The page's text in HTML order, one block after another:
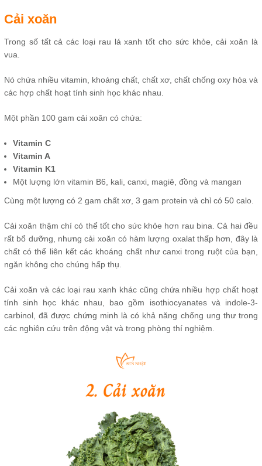
Cải xoăn
Trong số tất cả các loại rau lá xanh tốt cho sức khỏe, cải xoăn là
vua.
Nó chứa nhiều vitamin, khoáng chất, chất xơ, chất chống oxy hóa và
các hợp chất hoạt tính sinh học khác nhau.
Một phần 100 gam cải xoăn có chứa:
Vitamin C
Vitamin A
Vitamin K1
Một lượng lớn vitamin B6, kali, canxi, magiê, đồng và mangan
Cùng một lượng có 2 gam chất xơ, 3 gam protein và chỉ có 50 calo.
Cải xoăn thậm chí có thể tốt cho sức khỏe hơn rau bina. Cả hai đều
rất bổ dưỡng, nhưng cải xoăn có hàm lượng oxalat thấp hơn, đây là
chất có thể liên kết các khoáng chất như canxi trong ruột của bạn,
ngăn không cho chúng hấp thụ.
Cải xoăn và các loại rau xanh khác cũng chứa nhiều hợp chất hoạt
tính sinh học khác nhau, bao gồm isothiocyanates và indole-3-
carbinol, đã được chứng minh là có khả năng chống ung thư trong
các nghiên cứu trên động vật và trong phòng thí nghiệm.